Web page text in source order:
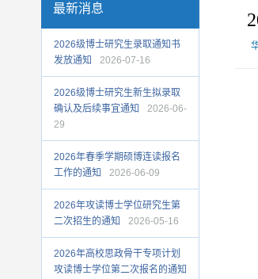
最新消息
2026级博士研究生录取通知书
发放通知
2026-07-16
2026级博士研究生新生拟录取
确认及后续事宜通知
2026-06-
29
2026年春季学期硕博连读报名
工作的通知
2026-06-09
2026年攻读博士学位研究生第
二次招生的通知
2026-05-16
2026年高校思政骨干专项计划
攻读博士学位第二次报名的通知